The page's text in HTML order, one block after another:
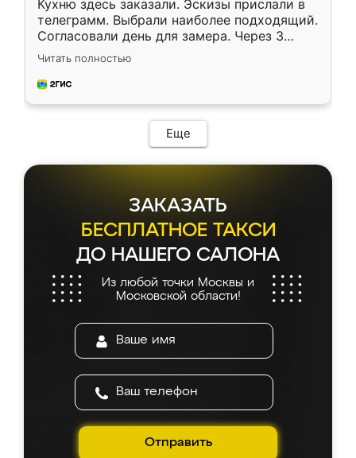
Кухню здесь заказали. Эскизы прислали в
телеграмм. Выбрали наиболее подходящий.
Согласовали день для замера. Через 3
недели кухня была уже готова. Остались
довольны работой. Спасибо Ренессанс
мебель за качественную работу!
Читать полностью
Еще
ЗАКАЗАТЬ
БЕСПЛАТНОЕ ТАКСИ
ДО НАШЕГО САЛОНА
Из любой точки Москвы и
Московской области!
Отправить